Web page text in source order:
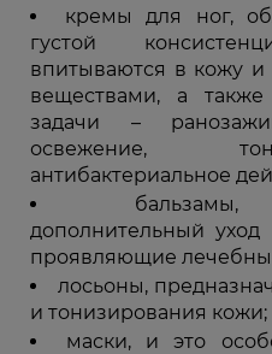
кремы для ног,
густой
впитываются в кожу
веществами, а
задачи –
освежение,
антибактериальное
дополнительный уход
проявляющие
лосьоны,
и тонизирования кожи;
маски, и это